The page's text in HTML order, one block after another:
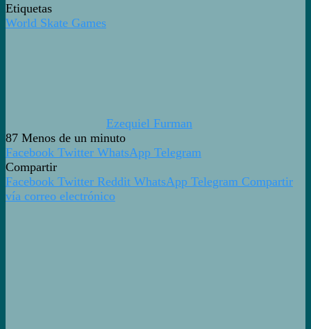
Etiquetas
World Skate Games
Ezequiel Furman
87 Menos de un minuto
Facebook Twitter WhatsApp Telegram
Compartir
Facebook Twitter Reddit WhatsApp Telegram Compartir
vía correo electrónico